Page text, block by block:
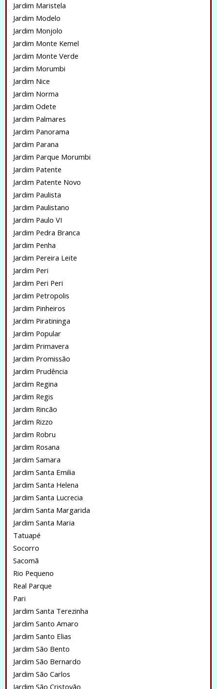
Jardim Maristela
Jardim Modelo
Jardim Monjolo
Jardim Monte Kemel
Jardim Monte Verde
Jardim Morumbi
Jardim Nice
Jardim Norma
Jardim Odete
Jardim Palmares
Jardim Panorama
Jardim Parana
Jardim Parque Morumbi
Jardim Patente
Jardim Patente Novo
Jardim Paulista
Jardim Paulistano
Jardim Paulo VI
Jardim Pedra Branca
Jardim Penha
Jardim Pereira Leite
Jardim Peri
Jardim Peri Peri
Jardim Petropolis
Jardim Pinheiros
Jardim Piratininga
Jardim Popular
Jardim Primavera
Jardim Promissão
Jardim Prudência
Jardim Regina
Jardim Regis
Jardim Rincão
Jardim Rizzo
Jardim Robru
Jardim Rosana
Jardim Samara
Jardim Santa Emilia
Jardim Santa Helena
Jardim Santa Lucrecia
Jardim Santa Margarida
Jardim Santa Maria
Tatuapé
Socorro
Sacomã
Rio Pequeno
Real Parque
Pari
Jardim Santa Terezinha
Jardim Santo Amaro
Jardim Santo Elias
Jardim São Bento
Jardim São Bernardo
Jardim São Carlos
Jardim São Cristovão